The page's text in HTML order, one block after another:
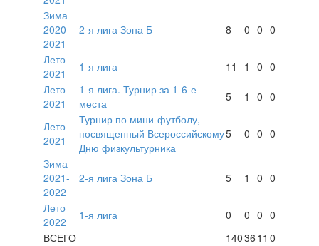
Зима
2020-
2021
2-я лига Зона Б 8 0 0 0
Лето
2021
1-я лига 11 1 0 0
Лето
2021
1-я лига. Турнир за 1-6-е
места
5 1 0 0
Лето
2021
Турнир по мини-футболу,
посвященный Всероссийскому
Дню физкультурника
5 0 0 0
Зима
2021-
2022
2-я лига Зона Б 5 1 0 0
Лето
2022
1-я лига 0 0 0 0
ВСЕГО
14036 11 0